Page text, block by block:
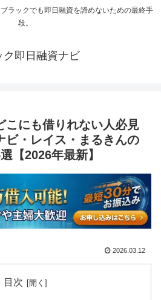
ラックでも即日融資を諦めないための最終手
段。
ク即日融資ナビ
こにも借りれない人必見
ビ・レイス・まるきんの
【2026年最新】
2026.03.12
目次